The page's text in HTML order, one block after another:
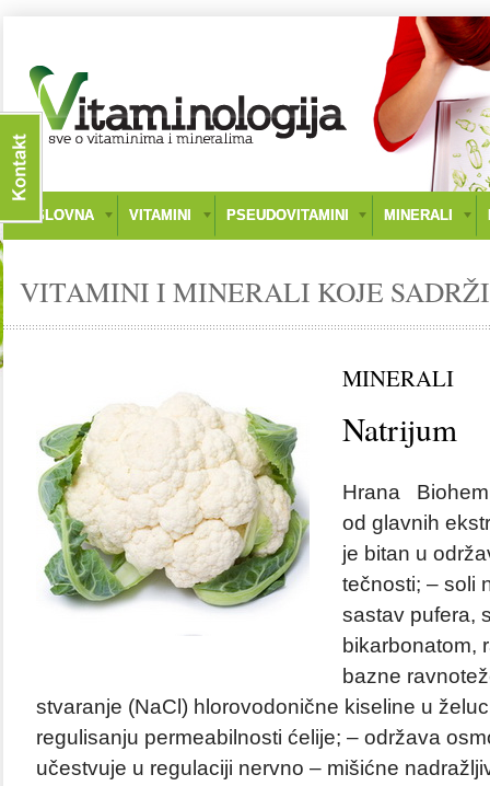
NASLOVNA VITAMINI PSEUDOVITAMINI MINERALI
VITAMINI I MINERALI KOJE
MINERALI
Natrijum
Hrana
od glavnih
je bitan u
tečnosti; – soli
sastav pufera,
bikarbonatom,
bazne
stvaranje (NaCl) hlorovodonične kiseline u
regulisanju permeabilnosti ćelije; – održava
učestvuje u regulaciji nervno – mišićne